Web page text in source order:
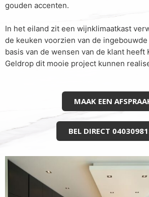
gouden accenten.
In het eiland zit een wijnklimaatkast
de keuken voorzien van de
basis van de wensen van de klant heeft
Geldrop dit mooie project kunnen
MAAK EEN
BEL DIRECT